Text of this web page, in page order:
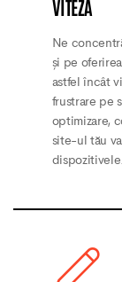
VITEZĂ
Ne
și pe
astfel încât
frustrare pe
optimizare,
site-ul tău
dispozitivele.